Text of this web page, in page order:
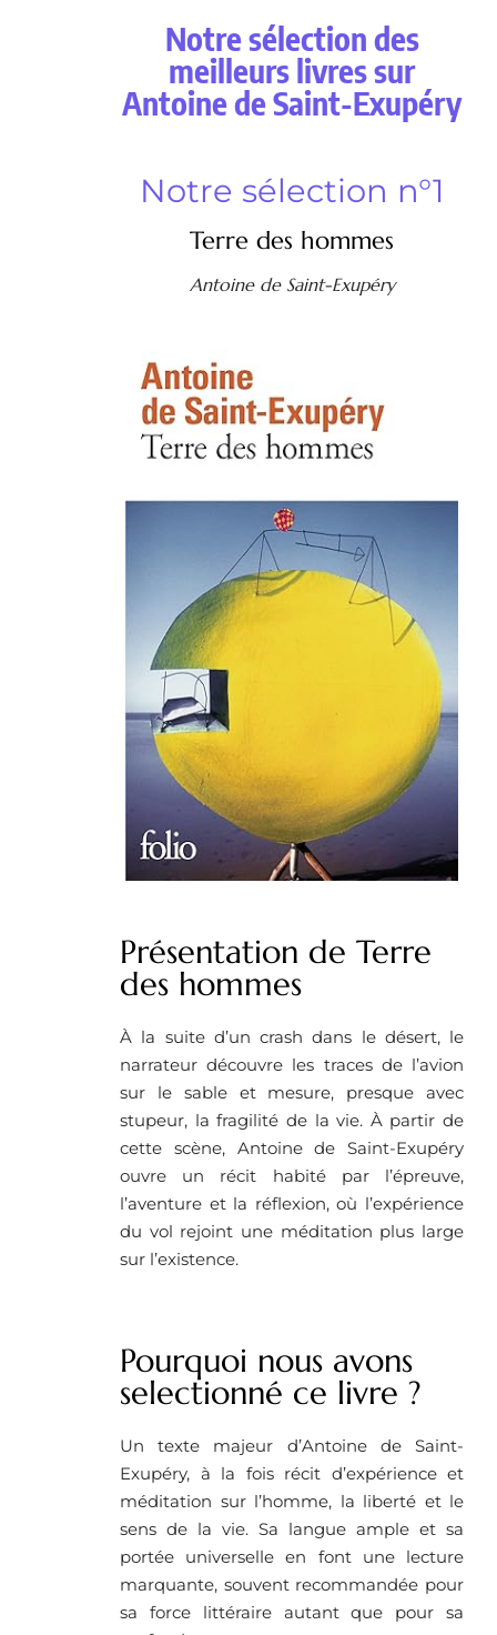
Notre sélection des
meilleurs livres sur
Antoine de Saint-Exupéry
Notre sélection n°1
Terre des hommes
Antoine de Saint-Exupéry
Présentation de Terre
des hommes
À la suite d’un crash dans le désert, le
narrateur découvre les traces de l’avion
sur le sable et mesure, presque avec
stupeur, la fragilité de la vie. À partir de
cette scène, Antoine de Saint-Exupéry
ouvre un récit habité par l’épreuve,
l’aventure et la réflexion, où l’expérience
du vol rejoint une méditation plus large
sur l’existence.
Pourquoi nous avons
selectionné ce livre ?
Un texte majeur d’Antoine de Saint-
Exupéry, à la fois récit d’expérience et
méditation sur l’homme, la liberté et le
sens de la vie. Sa langue ample et sa
portée universelle en font une lecture
marquante, souvent recommandée pour
sa force littéraire autant que pour sa